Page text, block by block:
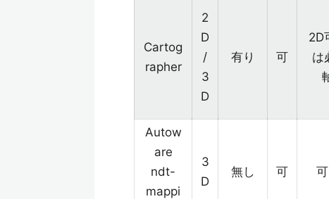
Cartog
rapher
2
D
/
3
D
有り 可
2D
は
Autow
are
ndt-
mappi
3
D
無し 可